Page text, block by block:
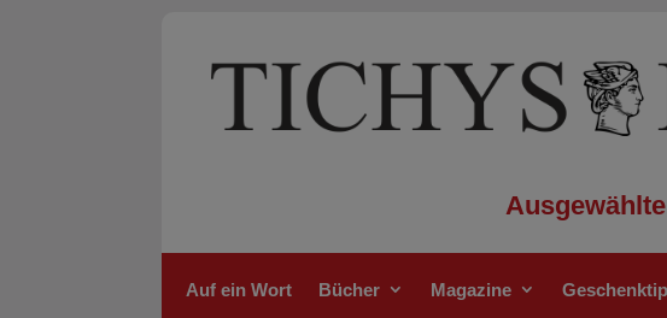
Auf ein Wort Bücher Magazine